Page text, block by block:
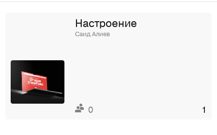
Настроение
Саид Алиев
0 1